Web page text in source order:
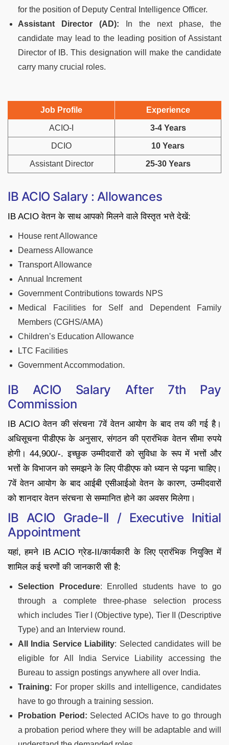
for the position of Deputy Central Intelligence Officer.
Assistant Director (AD):
In the next phase, the
candidate may lead to the leading position of Assistant
Director of IB. This designation will make the candidate
carry many crucial roles.
Job Profile Experience
ACIO-I 3-4 Years
DCIO 10 Years
Assistant Director 25-30 Years
IB ACIO Salary : Allowances
IB ACIO वेतन के साथ आपको मिलने वाले विस्तृत भत्ते देखें:
House rent Allowance
Dearness Allowance
Transport Allowance
Annual Increment
Government Contributions towards NPS
Medical Facilities for Self and Dependent Family
Members (CGHS/AMA)
Children’s Education Allowance
LTC Facilities
Government Accommodation.
IB ACIO Salary After 7th Pay
Commission
IB ACIO वेतन की संरचना 7वें वेतन आयोग के बाद तय की गई है।
अधिसूचना पीडीएफ के अनुसार, संगठन की प्रारंभिक वेतन सीमा रुपये
होगी। 44,900/-. इच्छुक उम्मीदवारों को सुविधा के रूप में भत्तों और
भत्तों के विभाजन को समझने के लिए पीडीएफ को ध्यान से पढ़ना चाहिए।
7वें वेतन आयोग के बाद आईबी एसीआईओ वेतन के कारण, उम्मीदवारों
को शानदार वेतन संरचना से सम्मानित होने का अवसर मिलेगा।
IB ACIO Grade-II / Executive Initial
Appointment
यहां, हमने IB ACIO ग्रेड-II/कार्यकारी के लिए प्रारंभिक नियुक्ति में
शामिल कई चरणों की जानकारी सी है:
Selection Procedure: Enrolled students have to go
through a complete three-phase selection process
which includes Tier I (Objective type), Tier II (Descriptive
Type) and an Interview round.
All India Service Liability: Selected candidates will be
eligible for All India Service Liability accessing the
Bureau to assign postings anywhere all over India.
Training: For proper skills and intelligence, candidates
have to go through a training session.
Probation Period: Selected ACIOs have to go through
a probation period where they will be adaptable and will